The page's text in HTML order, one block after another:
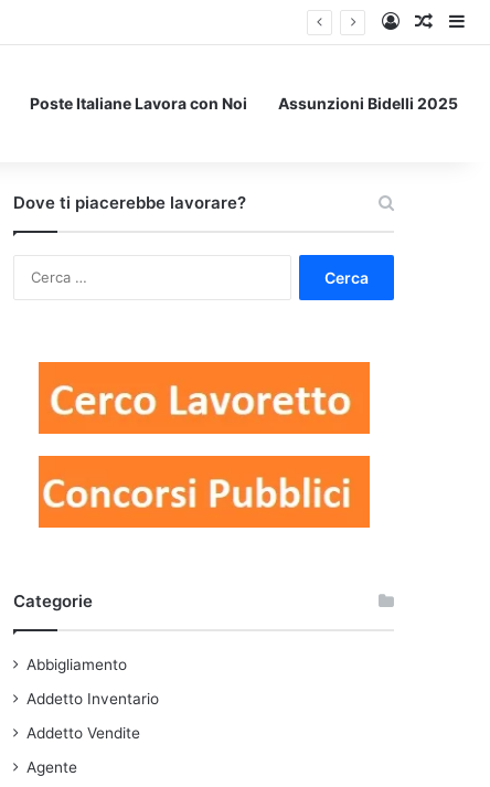
Accedi
Un
Poste Italiane Lavora con Noi Assunzioni Bidelli 2025
Dove ti piacerebbe lavorare?
Categorie
Abbigliamento
Addetto Inventario
Addetto Vendite
Agente